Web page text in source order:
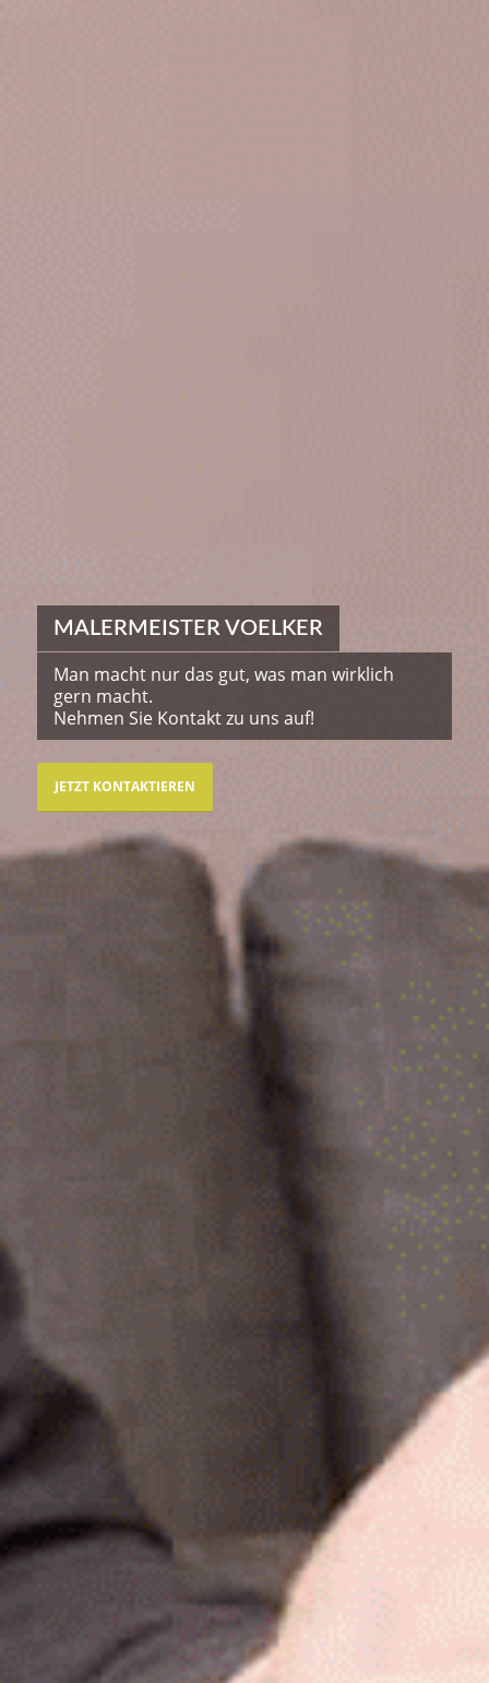
MALERMEISTER VOELKER
Man macht nur das gut, was man wirklich
gern macht.
Nehmen Sie Kontakt zu uns auf!
JETZT KONTAKTIEREN